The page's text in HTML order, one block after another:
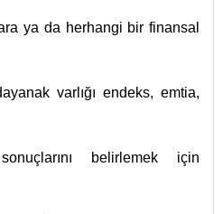
ya da herhangi bir finansal
varlığı endeks, emtia,
belirlemek için